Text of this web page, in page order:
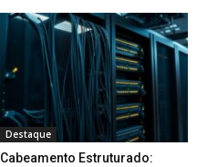
Destaque
Cabeamento Estruturado: